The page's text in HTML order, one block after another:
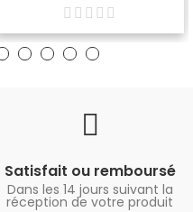
Satisfait ou remboursé
Dans les 14 jours suivant la
réception de votre produit